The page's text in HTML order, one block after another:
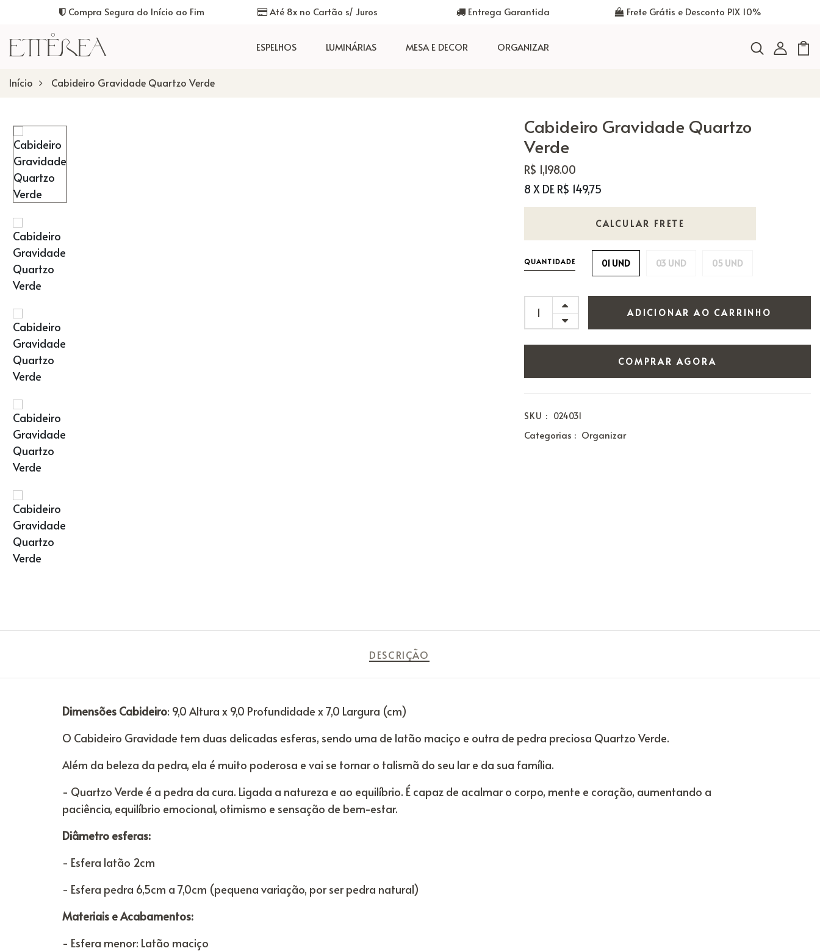
Compra Segura do Início ao Fim Até 8x no Cartão s/ Juros Entrega Garantida Frete Grátis e Desconto PIX 10%
ESPELHOS LUMINÁRIAS MESA E DECOR ORGANIZAR
Início Cabideiro Gravidade Quartzo Verde
Cabideiro Gravidade Quartzo
Verde
R$ 1,198.00
8 X DE R$ 149,75
CALCULAR FRETE
QUANTIDADE 01 UND 03 UND 05 UND
ADICIONAR AO CARRINHO
COMPRAR AGORA
SKU : 024031
Categorias : Organizar
DESCRIÇÃO
Dimensões Cabideiro: 9,0 Altura x 9,0 Profundidade x 7,0 Largura (cm)
O Cabideiro Gravidade tem duas delicadas esferas, sendo uma de latão maciço e outra de pedra preciosa Quartzo Verde.
Além da beleza da pedra, ela é muito poderosa e vai se tornar o talismã do seu lar e da sua família.
- Quartzo Verde é a pedra da cura. Ligada a natureza e ao equilíbrio. É capaz de acalmar o corpo, mente e coração, aumentando a
paciência, equilíbrio emocional, otimismo e sensação de bem-estar.
Diâmetro esferas:
- Esfera latão 2cm
- Esfera pedra 6,5cm a 7,0cm (pequena variação, por ser pedra natural)
Materiais e Acabamentos:
- Esfera menor: Latão maciço